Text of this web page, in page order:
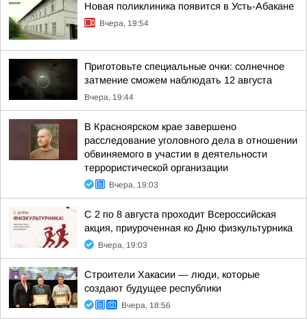
Новая поликлиника появится в Усть-Абакане
Вчера, 19:54
Приготовьте специальные очки: солнечное
затмение сможем наблюдать 12 августа
Вчера, 19:44
В Красноярском крае завершено
расследование уголовного дела в отношении
обвиняемого в участии в деятельности
террористической организации
Вчера, 19:03
С 2 по 8 августа проходит Всероссийская
акция, приуроченная ко Дню физкультурника
Вчера, 19:03
Строители Хакасии — люди, которые
создают будущее республики
Вчера, 18:56